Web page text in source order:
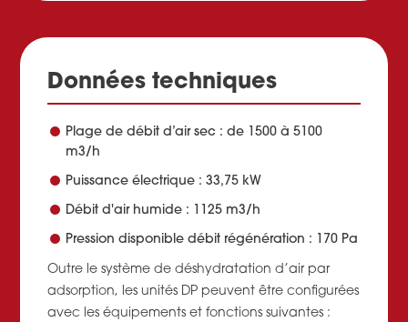
Données techniques
Plage de débit d’air sec : de 1500 à 5100
m3/h
Puissance électrique : 33,75 kW
Débit d'air humide : 1125 m3/h
Pression disponible débit régénération : 170 Pa
Outre le système de déshydratation d’air par
adsorption, les unités DP peuvent être configurées
avec les équipements et fonctions suivantes :